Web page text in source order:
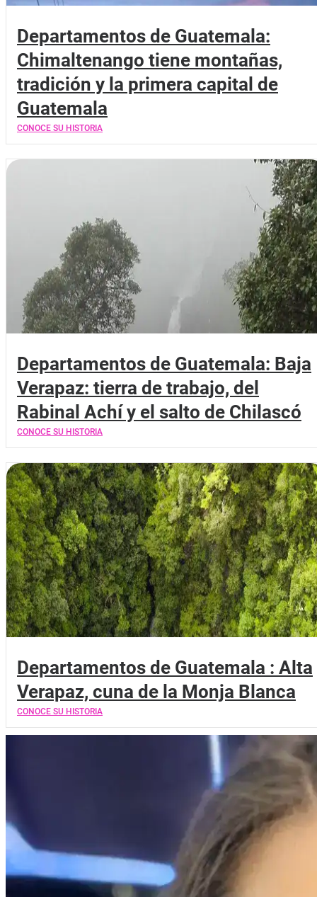
Departamentos de Guatemala:
Chimaltenango tiene montañas,
tradición y la primera capital de
Guatemala
CONOCE SU HISTORIA
Departamentos de Guatemala: Baja
Verapaz: tierra de trabajo, del
Rabinal Achí y el salto de Chilascó
CONOCE SU HISTORIA
Departamentos de Guatemala : Alta
Verapaz, cuna de la Monja Blanca
CONOCE SU HISTORIA